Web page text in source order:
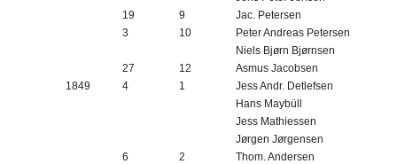
19
9
Jac. Petersen
3
10
Peter Andreas Petersen
Niels Bjørn Bjørnsen
27
12
Asmus Jacobsen
1849
4 1
Jess Andr. Detlefsen
Hans Maybüll
Jess Mathiessen
Jørgen Jørgensen
6
2
Thom. Andersen